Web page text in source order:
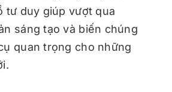
tư duy giúp vượt qua
sáng tạo và biến chúng
quan trọng cho những